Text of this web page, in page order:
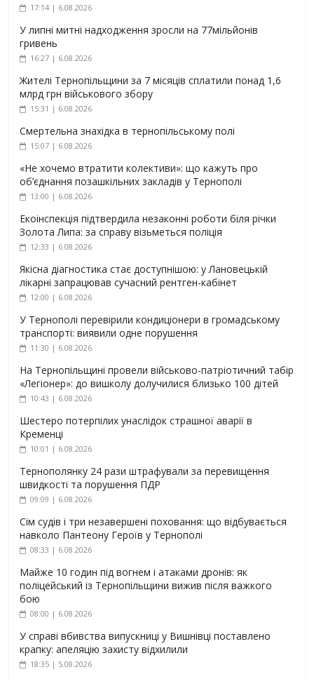
17:14 | 6.08.2026
У липні митні надходження зросли на 77мільйонів
гривень
16:27 | 6.08.2026
Жителі Тернопільщини за 7 місяців сплатили понад 1,6
млрд грн військового збору
15:31 | 6.08.2026
Смертельна знахідка в тернопільському полі
15:07 | 6.08.2026
«Не хочемо втратити колективи»: що кажуть про
об’єднання позашкільних закладів у Тернополі
13:00 | 6.08.2026
Екоінспекція підтвердила незаконні роботи біля річки
Золота Липа: за справу візьметься поліція
12:33 | 6.08.2026
Якісна діагностика стає доступнішою: у Лановецькій
лікарні запрацював сучасний рентген-кабінет
12:00 | 6.08.2026
У Тернополі перевірили кондиціонери в громадському
транспорті: виявили одне порушення
11:30 | 6.08.2026
На Тернопільщині провели військово-патріотичний табір
«Легіонер»: до вишколу долучилися близько 100 дітей
10:43 | 6.08.2026
Шестеро потерпілих унаслідок страшної аварії в
Кременці
10:01 | 6.08.2026
Тернополянку 24 рази штрафували за перевищення
швидкості та порушення ПДР
09:09 | 6.08.2026
Сім судів і три незавершені поховання: що відбувається
навколо Пантеону Героїв у Тернополі
08:33 | 6.08.2026
Майже 10 годин під вогнем і атаками дронів: як
поліцейський із Тернопільщини вижив після важкого
бою
08:00 | 6.08.2026
У справі вбивства випускниці у Вишнівці поставлено
крапку: апеляцію захисту відхилили
18:35 | 5.08.2026